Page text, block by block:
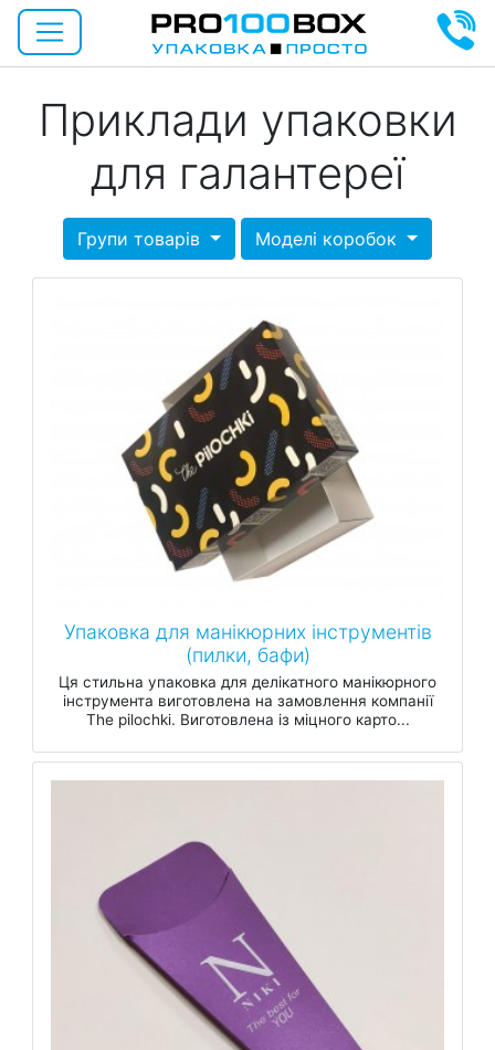
Приклади упаковки
для галантереї
Групи товарів Моделі коробок
Упаковка для манікюрних інструментів
(пилки, бафи)
Ця стильна упаковка для делікатного манікюрного
інструмента виготовлена на замовлення компанії
The pilochki. Виготовлена із міцного карто...